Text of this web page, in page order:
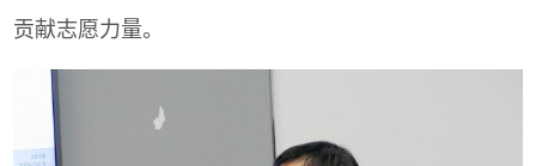
贡献志愿力量。